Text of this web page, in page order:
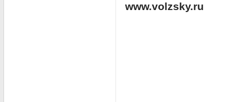
www.volzsky.ru